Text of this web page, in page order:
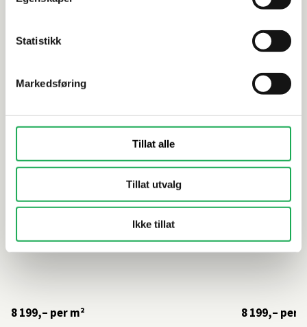
Statistikk
Markedsføring
Tillat alle
Tillat utvalg
Ikke tillat
Metaline, Corten 2x2 Mosaikkflis
8 199,– per m² 8 199,– per